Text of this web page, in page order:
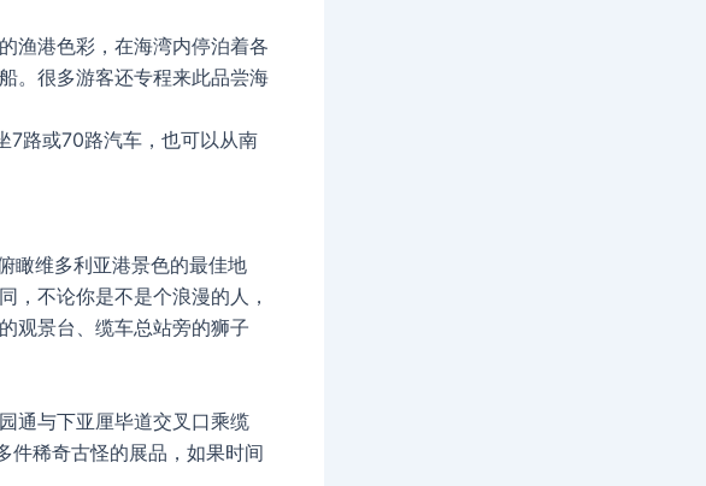
渔港色彩，在海湾内停泊着各
。很多游客还专程来此品尝海
7路或70路汽车，也可以从南
瞰维多利亚港景色的最佳地
，不论你是不是个浪漫的人，
观景台、缆车总站旁的狮子
通与下亚厘毕道交叉口乘缆
件稀奇古怪的展品，如果时间